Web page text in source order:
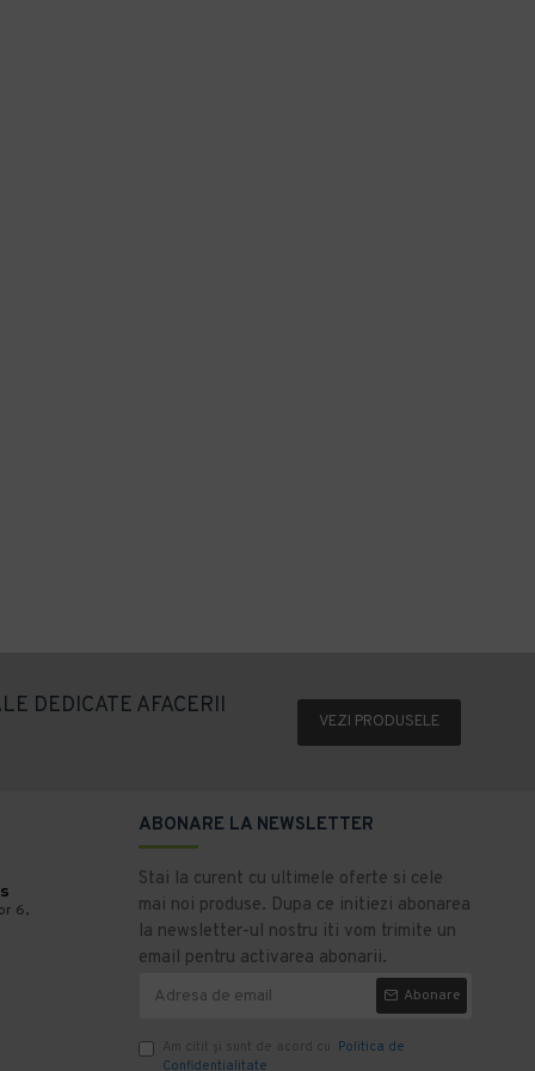
DEDICATE AFACERII
VEZI PRODUSELE
6,
ABONARE LA NEWSLETTER
Stai la curent cu ultimele oferte si cele
mai noi produse. Dupa ce initiezi abonarea
la newsletter-ul nostru iti vom trimite un
email pentru activarea abonarii.
Abonare
Am citit şi sunt de acord cu Politica de
Confidentialitate